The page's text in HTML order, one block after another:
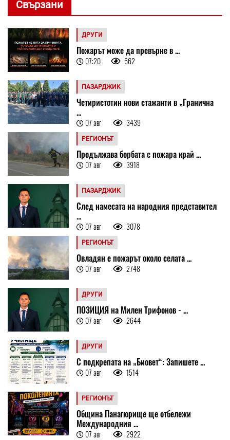
Свързани
ДРУГИ
Пожарът може да превърне в ...
07:20 662
ПАЗАРДЖИК
Четиристотин нови стажанти в „Гранична
...
07 авг 3439
РЕГИОНЪТ
Продължава борбата с пожара край ...
07 авг 3918
ПАЗАРДЖИК
След намесата на народния представител
...
07 авг 3078
РЕГИОНЪТ
Овладян е пожарът около селата ...
07 авг 2748
ДРУГИ
ПОЗИЦИЯ на Милен Трифонов - ...
07 авг 2644
ДРУГИ
С подкрепата на „Биовет“: Запишете ...
07 авг 1514
РЕГИОНЪТ
Община Панагюрище ще отбележи
Международния ...
07 авг 2922